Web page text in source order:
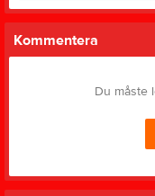
Kommentera
Du måste